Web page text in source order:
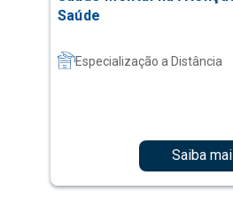
Saúde
Especialização a Distância
Saiba